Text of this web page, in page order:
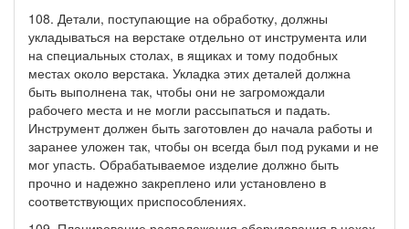
108. Детали, поступающие на обработку, должны
укладываться на верстаке отдельно от инструмента или
на специальных столах, в ящиках и тому подобных
местах около верстака. Укладка этих деталей должна
быть выполнена так, чтобы они не загромождали
рабочего места и не могли рассыпаться и падать.
Инструмент должен быть заготовлен до начала работы и
заранее уложен так, чтобы он всегда был под руками и не
мог упасть. Обрабатываемое изделие должно быть
прочно и надежно закреплено или установлено в
соответствующих приспособлениях.